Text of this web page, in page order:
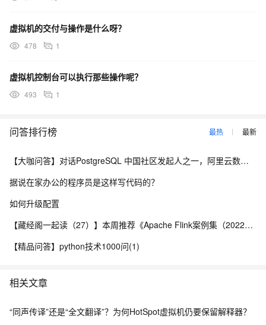
虚拟机的交付与操作是什么呀？
478 1
虚拟机控制台可以执行那些操作呢？
493 1
问答排行榜 最热 最新
【大咖问答】对话PostgreSQL 中国社区发起人之一，阿里云数据库高级专家 德哥
据说在家办公的程序员是这样写代码的？
如何升级配置
【藏经阁一起读（27）】本周推荐《Apache Flink案例集（2022版）》，你有哪些心得？
【精品问答】python技术1000问(1)
相关文章
“同声传译”还是“全文翻译”？为何HotSpot虚拟机仍要保留解释器？